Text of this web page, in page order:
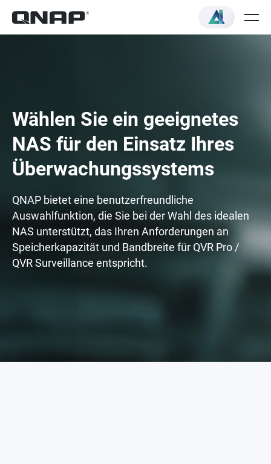
Wählen Sie ein geeignetes
NAS für den Einsatz Ihres
Überwachungssystems
QNAP bietet eine benutzerfreundliche
Auswahlfunktion, die Sie bei der Wahl des idealen
NAS unterstützt, das Ihren Anforderungen an
Speicherkapazität und Bandbreite für QVR Pro /
QVR Surveillance entspricht.